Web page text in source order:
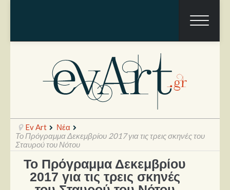
Ραπόρτο
Live & Συναυλίες
Ev Art
Νέα
Το Πρόγραμμα Δεκεμβρίου 2017 για τις τρεις σκηνές του
Σταυρού του Νότου
Το Πρόγραμμα Δεκεμβρίου
2017 για τις τρεις σκηνές